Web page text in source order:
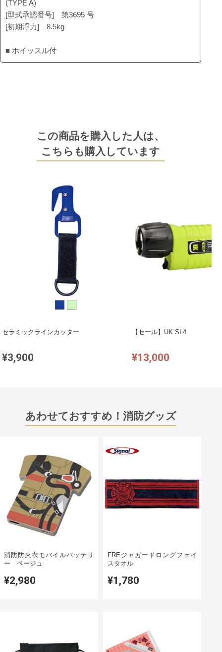
(TYPE A)
[型式承認番号] 第3695 号
[初期浮力] 8.5kg
■ ホイッスル付
この商品を購入した人は、
こちらも購入しています
セラミックラインカッター
¥3,900
【セール】UK SL4
¥13,000
あわせておすすめ！消防グッズ
消防防火衣モバイルバッテリ
ー ベージュ
¥2,980
FREジャガードロングフェイ
スタオル
¥1,780